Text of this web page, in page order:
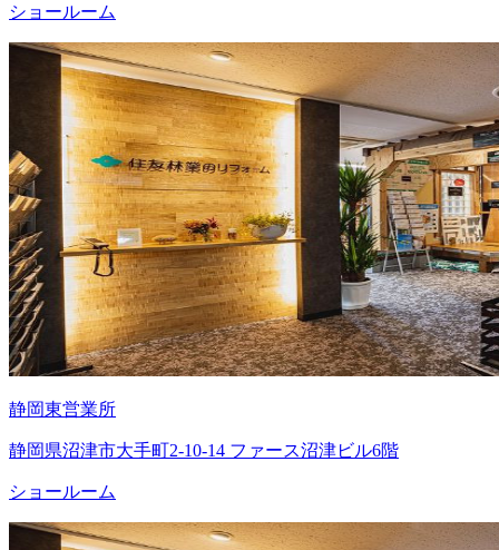
ショールーム
静岡東営業所
静岡県沼津市大手町2-10-14 ファース沼津ビル6階
ショールーム